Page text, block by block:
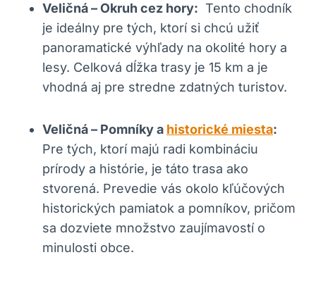
Veličná –‍ Okruh cez hory: ⁣ Tento chodník
⁢je ideálny pre tých, ⁢ktorí si chcú užiť
panoramatické⁣ výhľady ⁣na okolité hory a
⁢lesy. Celková dĺžka ⁤trasy je​ 15⁢ km a je
vhodná ⁤aj pre stredne‍ zdatných turistov.
Veličná – ‍Pomníky a historické miesta:
Pre⁢ tých, ktorí ‌majú radi⁣ kombináciu
prírody a histórie, je táto trasa ako
stvorená. Prevedie vás okolo kľúčových
historických pamiatok a pomníkov, pričom
sa dozviete ​množstvo zaujímavostí o
minulosti obce.